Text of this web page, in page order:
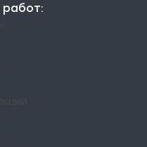
работ: